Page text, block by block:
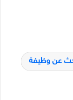
عن وظيفة